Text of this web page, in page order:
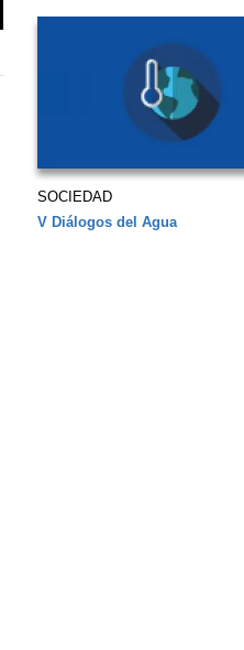
SOCIEDAD
V Diálogos del Agua